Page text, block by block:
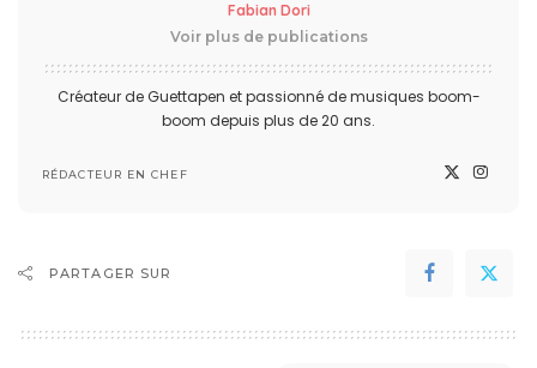
Fabian Dori
Voir plus de publications
Créateur de Guettapen et passionné de musiques boom-
boom depuis plus de 20 ans.
RÉDACTEUR EN CHEF
PARTAGER SUR